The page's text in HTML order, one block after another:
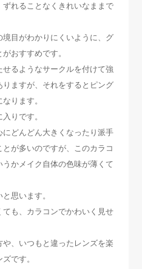
れることなくきれいなままで
目がわかりにくいように、グ
おすすめです。
るようなサークルを付けて強
ますが、それをするとピング
ります。
りです。
にどんどん大きくなったり派手
が多いのですが、このカラコ
かメイク自体の色味が薄くて
思います。
も、カラコンでかわいく見せ
、いつもと違ったレンズを楽
です。